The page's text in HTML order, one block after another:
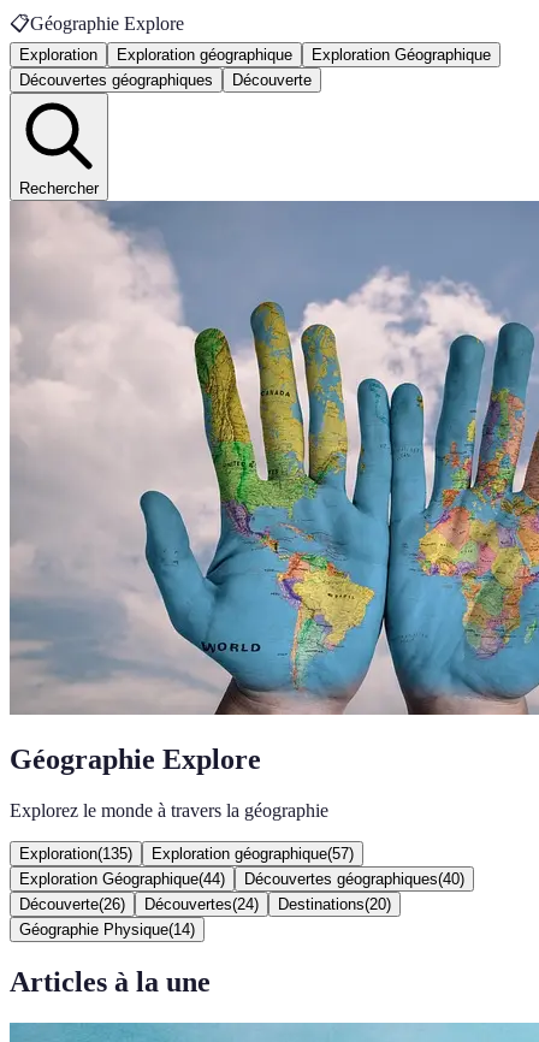
📋Géographie Explore
Exploration Exploration géographique
Exploration Géographique
Découvertes géographiques
Découverte
Rechercher
Géographie Explore
Explorez le monde à travers la géographie
Exploration(135) Exploration géographique(57)
Exploration Géographique(44) Découvertes géographiques(40)
Découverte(26) Découvertes(24) Destinations(20)
Géographie Physique(14)
Articles à la une